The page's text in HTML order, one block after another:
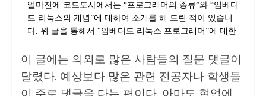
얼마전에 코드도사에서는 “프로그래머의 종류”와 “임베디
드 리눅스의 개념”에 대하여 소개를 해 드린 적이 있습니
다. 위 글을 통해서 “임베디드 리눅스 프로그래머”에 대한
이 글에는 의외로 많은 사람들의 질문 댓글이
달렸다. 예상보다 많은 관련 전공자나 학생들
이 주로 댓글을 다는 편이다. 아마도 현업에